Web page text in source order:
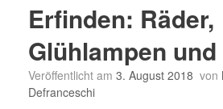
Erfinden: Räder,
Glühlampen
Veröffentlicht am 3. August 2018 von
Defranceschi